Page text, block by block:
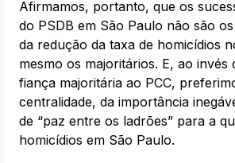
Afirmamos, portanto, que os
do PSDB em São Paulo não são
da redução da taxa de homicídios
mesmo os majoritários. E, ao invés
fiança majoritária ao PCC,
centralidade, da importância
de “paz entre os ladrões” para a
homicídios em São Paulo.